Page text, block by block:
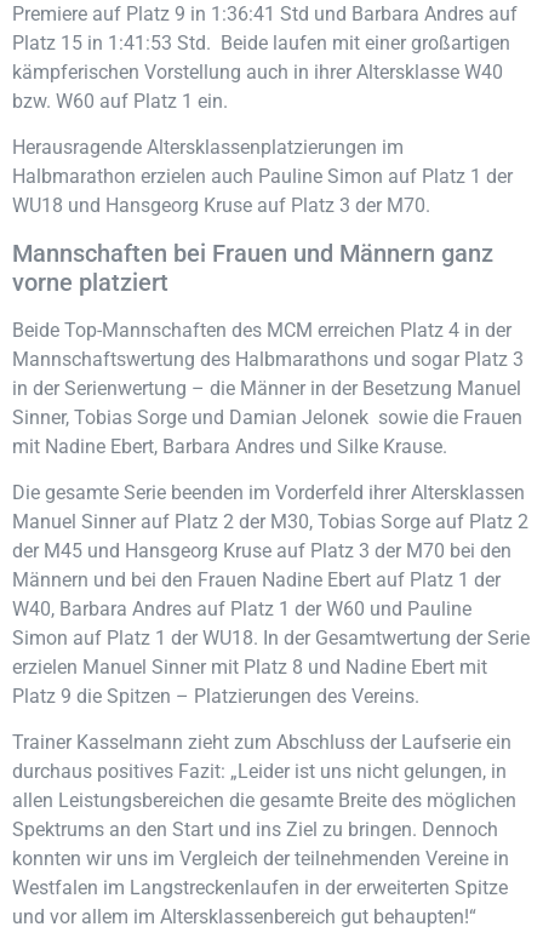
Premiere auf Platz 9 in 1:36:41 Std und Barbara Andres auf
Platz 15 in 1:41:53 Std. Beide laufen mit einer großartigen
kämpferischen Vorstellung auch in ihrer Altersklasse W40
bzw. W60 auf Platz 1 ein.
Herausragende Altersklassenplatzierungen im
Halbmarathon erzielen auch Pauline Simon auf Platz 1 der
WU18 und Hansgeorg Kruse auf Platz 3 der M70.
Mannschaften bei Frauen und Männern ganz
vorne platziert
Beide Top-Mannschaften des MCM erreichen Platz 4 in der
Mannschaftswertung des Halbmarathons und sogar Platz 3
in der Serienwertung – die Männer in der Besetzung Manuel
Sinner, Tobias Sorge und Damian Jelonek sowie die Frauen
mit Nadine Ebert, Barbara Andres und Silke Krause.
Die gesamte Serie beenden im Vorderfeld ihrer Altersklassen
Manuel Sinner auf Platz 2 der M30, Tobias Sorge auf Platz 2
der M45 und Hansgeorg Kruse auf Platz 3 der M70 bei den
Männern und bei den Frauen Nadine Ebert auf Platz 1 der
W40, Barbara Andres auf Platz 1 der W60 und Pauline
Simon auf Platz 1 der WU18. In der Gesamtwertung der Serie
erzielen Manuel Sinner mit Platz 8 und Nadine Ebert mit
Platz 9 die Spitzen – Platzierungen des Vereins.
Trainer Kasselmann zieht zum Abschluss der Laufserie ein
durchaus positives Fazit: „Leider ist uns nicht gelungen, in
allen Leistungsbereichen die gesamte Breite des möglichen
Spektrums an den Start und ins Ziel zu bringen. Dennoch
konnten wir uns im Vergleich der teilnehmenden Vereine in
Westfalen im Langstreckenlaufen in der erweiterten Spitze
und vor allem im Altersklassenbereich gut behaupten!“